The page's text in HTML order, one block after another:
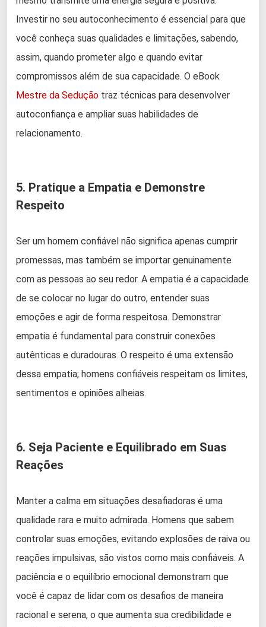
Investir no seu autoconhecimento é essencial para que
você conheça suas qualidades e limitações, sabendo,
assim, quando prometer algo e quando evitar
compromissos além de sua capacidade. O eBook
Mestre da Sedução traz técnicas para desenvolver
autoconfiança e ampliar suas habilidades de
relacionamento.
5. Pratique a Empatia e Demonstre
Respeito
Ser um homem confiável não significa apenas cumprir
promessas, mas também se importar genuinamente
com as pessoas ao seu redor. A empatia é a capacidade
de se colocar no lugar do outro, entender suas
emoções e agir de forma respeitosa. Demonstrar
empatia é fundamental para construir conexões
autênticas e duradouras. O respeito é uma extensão
dessa empatia; homens confiáveis respeitam os limites,
sentimentos e opiniões alheias.
6. Seja Paciente e Equilibrado em Suas
Reações
Manter a calma em situações desafiadoras é uma
qualidade rara e muito admirada. Homens que sabem
controlar suas emoções, evitando explosões de raiva ou
reações impulsivas, são vistos como mais confiáveis. A
paciência e o equilíbrio emocional demonstram que
você é capaz de lidar com os desafios de maneira
racional e serena, o que aumenta sua credibilidade e